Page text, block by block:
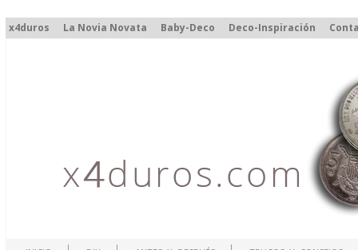
x4duros La Novia Novata Baby-Deco Deco-Inspiración